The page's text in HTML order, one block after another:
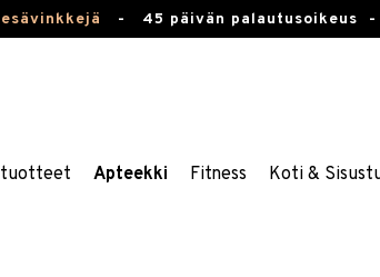
- 45 päivän palautusoikeus -
Apteekki Fitness Koti &